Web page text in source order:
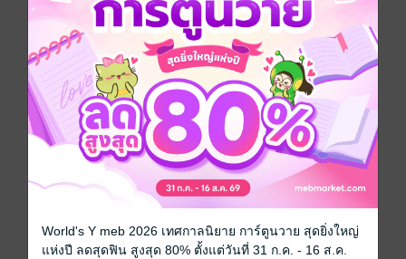
​"เบื้องหลังความร่ำรวย... คือคราบน้ำตาและรอยเลือด
เบื้องหลังความสวยสะพรั่ง... คือวิญญาณพยาบาทที่จองเวร
ไม่เลิกรา!"
… การกลับมาทวงคืนความยุติธรรมของผีสาวผู้ดี ในบ้านที่
เต็มไปด้วยกลิ่นคาวเลือดและอาคมอาถรรพ์
​เมื่อความแค้นอยู่เหนือกาลเวลา และมนต์ดำไม่อาจสู้แรง
อาฆาต.
Girl love / Yuri
ประเภทไฟล์ pdf, epub(สารบัญ)
World's Y meb 2026 เทศกาลนิยาย การ์ตูนวาย สุดยิ่งใหญ่
แห่งปี ลดสุดฟิน สูงสุด 80% ตั้งแต่วันที่ 31 ก.ค. - 16 ส.ค.